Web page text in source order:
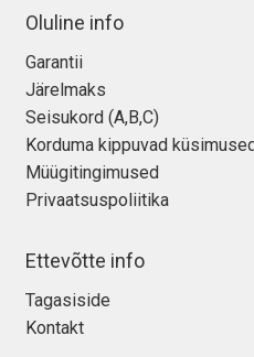
Oluline info
Garantii
Järelmaks
Seisukord (A,B,C)
Korduma kippuvad
Müügitingimused
Privaatsuspoliitika
Ettevõtte info
Tagasiside
Kontakt